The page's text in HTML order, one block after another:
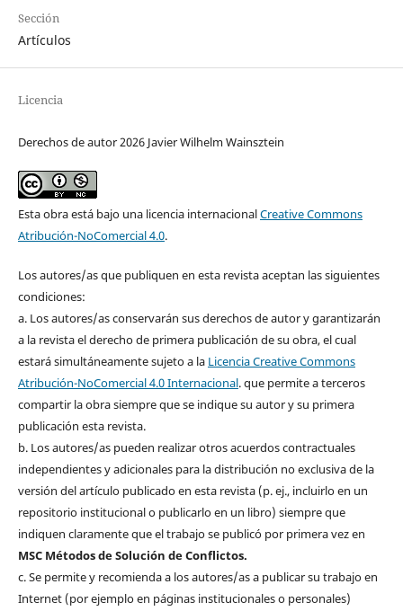
Sección
Artículos
Licencia
Derechos de autor 2026 Javier Wilhelm Wainsztein
Esta obra está bajo una licencia internacionalCreative Commons
Atribución-NoComercial 4.0.
Los autores/as que publiquen en esta revista aceptan las siguientes
condiciones:
a. Los autores/as conservarán sus derechos de autor y garantizarán
a la revista el derecho de primera publicación de su obra, el cual
estará simultáneamente sujeto a la Licencia Creative Commons
Atribución-NoComercial 4.0 Internacional. que permite a terceros
compartir la obra siempre que se indique su autor y su primera
publicación esta revista.
b. Los autores/as pueden realizar otros acuerdos contractuales
independientes y adicionales para la distribución no exclusiva de la
versión del artículo publicado en esta revista (p. ej., incluirlo en un
repositorio institucional o publicarlo en un libro) siempre que
indiquen claramente que el trabajo se publicó por primera vez en
MSC Métodos de Solución de Conflictos.
c. Se permite y recomienda a los autores/as a publicar su trabajo en
Internet (por ejemplo en páginas institucionales o personales)